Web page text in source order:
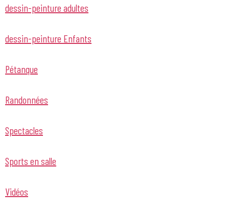
dessin-peinture adultes
dessin-peinture Enfants
Pétanque
Randonnées
Spectacles
Sports en salle
Vidéos